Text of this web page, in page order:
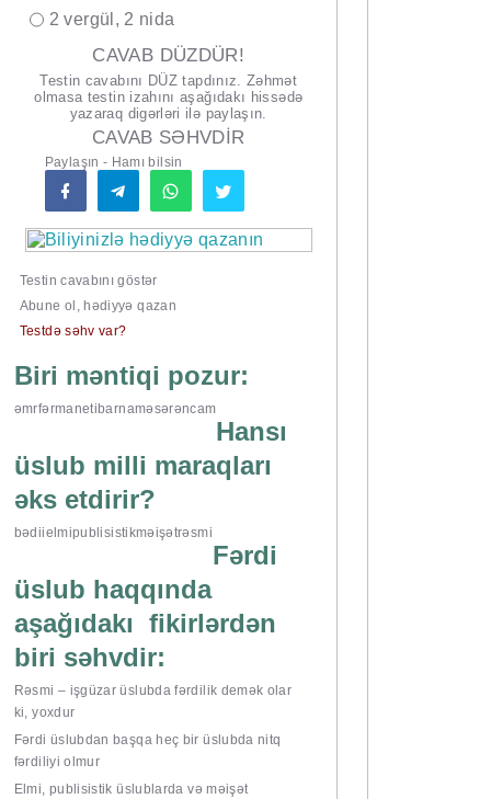
.. 2 vergül, 2 nida
CAVAB DÜZDÜR!
Testin cavabını DÜZ tapdınız. Zəhmət
olmasa testin izahını aşağıdakı hissədə
yazaraq digərləri ilə paylaşın.
CAVAB SƏHVDİR
Paylaşın - Hamı bilsin
Testin cavabını göstər
Abune ol, hədiyyə qazan
Testdə səhv var?
Biri məntiqi pozur:
əmrfərmanetibarnaməsərəncam
Hansı
üslub milli maraqları
əks etdirir?
bədiielmipublisistikməişətrəsmi
Fərdi
üslub haqqında
aşağıdakı fikirlərdən
biri səhvdir:
Rəsmi – işgüzar üslubda fərdilik demək olar
ki, yoxdur
Fərdi üslubdan başqa heç bir üslubda nitq
fərdiliyi olmur
Elmi, publisistik üslublarda və məişət